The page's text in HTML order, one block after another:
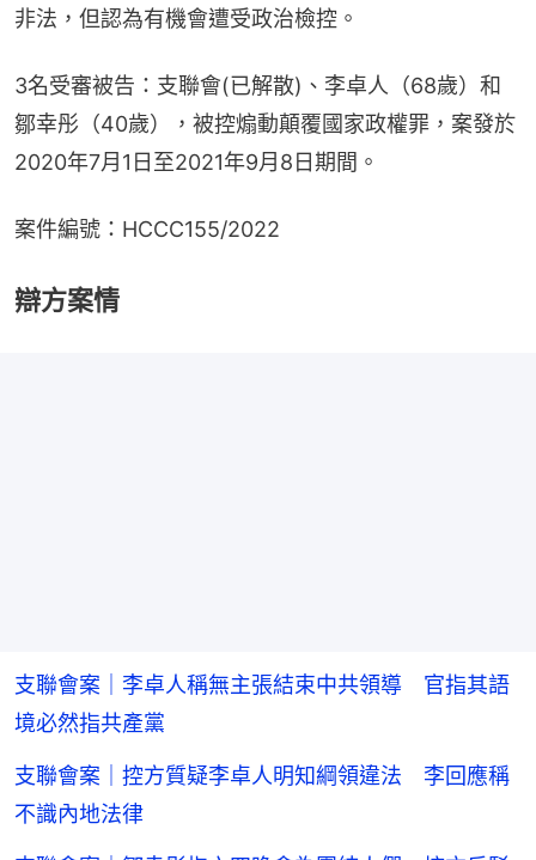
非法，但認為有機會遭受政治檢控。
3名受審被告：支聯會(已解散)、李卓人（68歲）和
鄒幸彤（40歲），被控煽動顛覆國家政權罪，案發於
2020年7月1日至2021年9月8日期間。
案件編號：HCCC155/2022
辯方案情
支聯會案｜李卓人稱無主張結束中共領導 官指其語
境必然指共產黨
支聯會案｜控方質疑李卓人明知綱領違法 李回應稱
不識內地法律